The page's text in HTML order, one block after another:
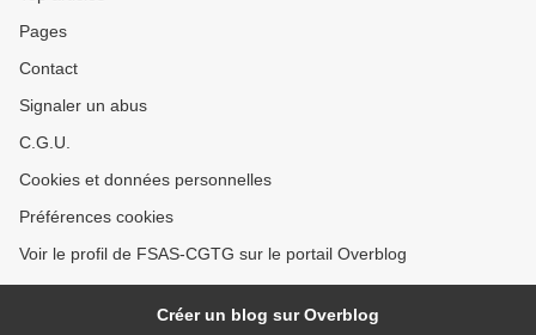
Pages
Contact
Signaler un abus
C.G.U.
Cookies et données personnelles
Préférences cookies
Voir le profil de FSAS-CGTG sur le portail Overblog
Créer un blog sur Overblog